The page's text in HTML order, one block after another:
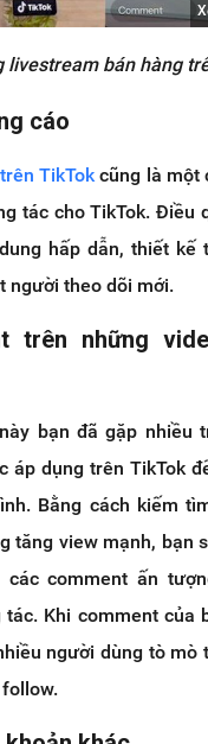
livestream bán hàng
cáo
TikTok cũng là một
tác cho TikTok. Điều
hấp dẫn, thiết kế
người theo dõi mới.
trên những
bạn đã gặp nhiều
áp dụng trên TikTok
Bằng cách kiếm
tăng view mạnh, bạn
comment ấn
Khi comment của
người dùng tò mò